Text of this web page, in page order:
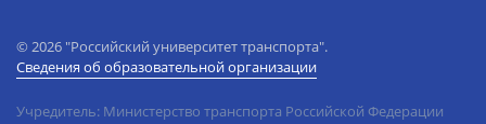
© 2026 "Российский университет транспорта".
Сведения об образовательной организации
Учредитель: Министерство транспорта Российской Федерации